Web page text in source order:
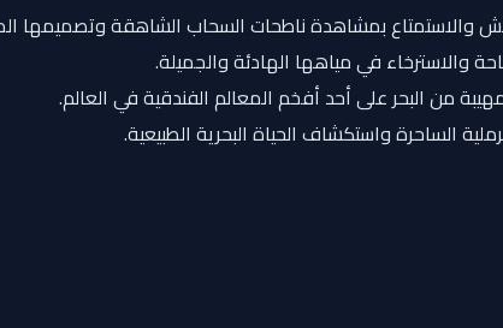
والاستمتاع بمشاهدة ناطحات السحاب الشاهقة وتصميمها
والاسترخاء في مياهها الهادئة والجميلة.
من البحر على أحد أفخم المعالم الفندقية في العالم.
الساحرة واستكشاف الحياة البحرية الطبيعية.